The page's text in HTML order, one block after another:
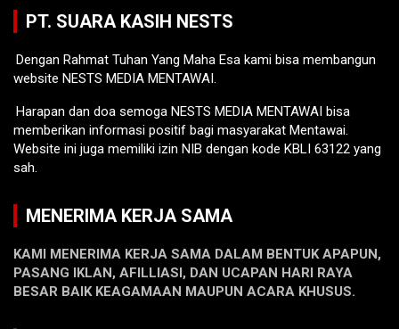
PT. SUARA KASIH NESTS
Dengan Rahmat Tuhan Yang Maha Esa kami bisa membangun
website NESTS MEDIA MENTAWAI.
Harapan dan doa semoga NESTS MEDIA MENTAWAI bisa
memberikan informasi positif bagi masyarakat Mentawai.
Website ini juga memiliki izin NIB dengan kode KBLI 63122 yang
sah.
MENERIMA KERJA SAMA
KAMI MENERIMA KERJA SAMA DALAM BENTUK APAPUN,
PASANG IKLAN, AFILLIASI, DAN UCAPAN HARI RAYA
BESAR BAIK KEAGAMAAN MAUPUN ACARA KHUSUS.